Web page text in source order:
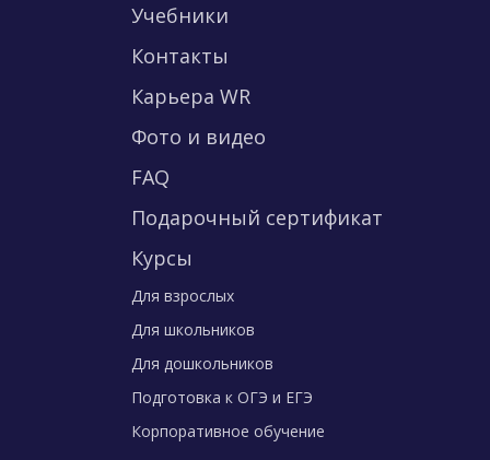
Учебники
Контакты
Карьера WR
Фото и видео
FAQ
Подарочный сертификат
Курсы
Для взрослых
Для школьников
Для дошкольников
Подготовка к ОГЭ и ЕГЭ
Корпоративное обучение